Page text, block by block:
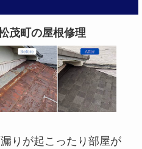
茂町の屋根修理
りが起こったり部屋が